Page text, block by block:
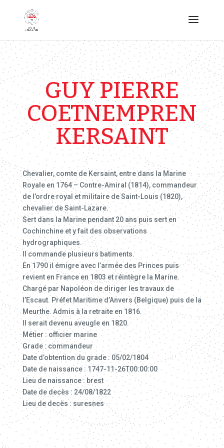
GUY PIERRE
COETNEMPREN
KERSAINT
Chevalier, comte de Kersaint, entre dans la Marine
Royale en 1764 – Contre-Amiral (1814), commandeur
de l’ordre royal et militaire de Saint-Louis (1820),
chevalier de Saint-Lazare.
Sert dans la Marine pendant 20 ans puis sert en
Cochinchine et y fait des observations
hydrographiques.
Il commande plusieurs batiments.
En 1790 il émigre avec l’armée des Princes puis
revient en France en 1803 et réintègre la Marine.
Chargé par Napoléon de diriger les travaux de
l’Escaut. Préfet Maritime d’Anvers (Belgique) puis de la
Meurthe. Admis à la retraite en 1816.
Il serait devenu aveugle en 1820.
Métier : officier marine
Grade : commandeur
Date d’obtention du grade : 05/02/1804
Date de naissance : 1747-11-26T00:00:00
Lieu de naissance : brest
Date de decès : 24/08/1822
Lieu de decès : suresnes